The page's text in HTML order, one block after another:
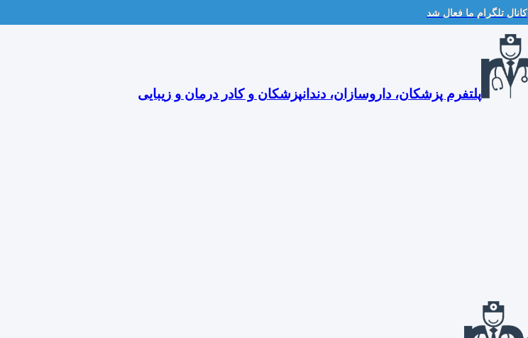
کانال تلگرام ما فعال شد
پلتفرم پزشکان، داروسازان، دندانپزشکان و کادر درمان و زیبایی